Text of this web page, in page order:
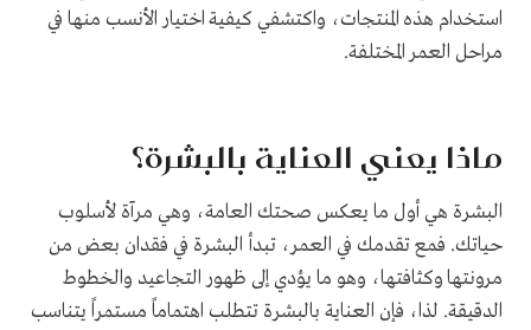
استخدام هذه المنتجات، واكتشفي كيفية اختيار الأنسب منها في
مراحل العمر المختلفة.
ماذا يعني العناية بالبشرة؟
البشرة هي أول ما يعكس صحتك العامة، وهي مرآة لأسلوب
حياتك. فمع تقدمك في العمر، تبدأ البشرة في فقدان بعض من
مرونتها وكثافتها، وهو ما يؤدي إلى ظهور التجاعيد والخطوط
الدقيقة. لذا، فإن العناية بالبشرة تتطلب اهتماماً مستمراً يتناسب